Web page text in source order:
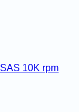
10K rpm